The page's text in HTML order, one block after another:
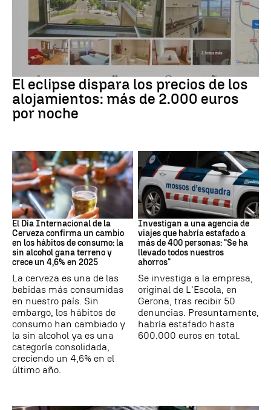
Eclipse solar
El eclipse dispara los precios de los
alojamientos: más de 2.000 euros
por noche
Día Internacional Cerveza
El Día Internacional de la
Cerveza confirma un cambio
en los hábitos de consumo: la
sin alcohol gana terreno y
crece un 4,6% en 2025
La cerveza es una de las
bebidas más consumidas
en nuestro país. Sin
embargo, los hábitos de
consumo han cambiado y
la sin alcohol ya es una
categoría consolidada,
creciendo un 4,6% en el
último año.
Estafa
Investigan a una agencia de
viajes que habría estafado a
más de 400 personas: "Se ha
llevado todos nuestros
ahorros"
Se investiga a la empresa,
original de L'Escola, en
Gerona, tras recibir 50
denuncias. Presuntamente,
habría estafado hasta
600.000 euros en total.